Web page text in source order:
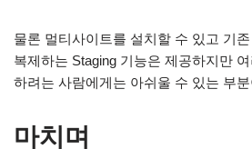
물론 멀티사이트를 설치할 수 있고 기
복제하는 Staging 기능은 제공하지만
하려는 사람에게는 아쉬울 수 있는 부
마치며